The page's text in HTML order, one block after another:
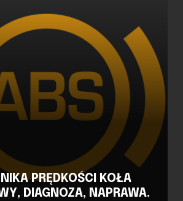
PRĘDKOŚCI KOŁA
DIAGNOZA, NAPRAWA.